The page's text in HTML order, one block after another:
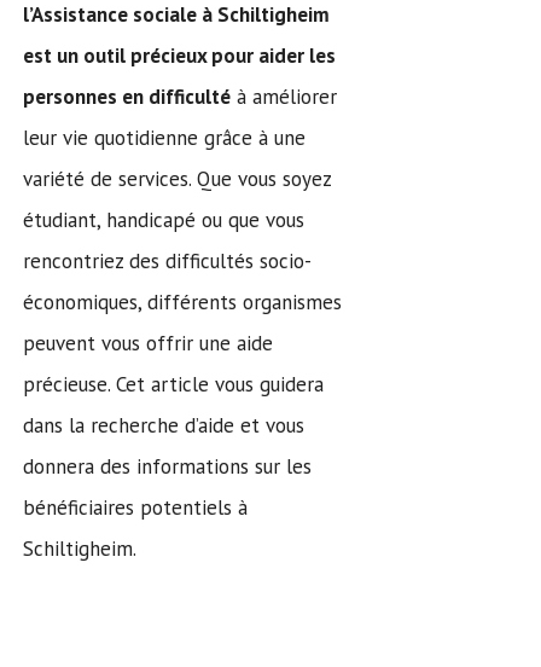
l’Assistance sociale à Schiltigheim
est un outil précieux pour aider les
personnes en difficulté à améliorer
leur vie quotidienne grâce à une
variété de services. Que vous soyez
étudiant, handicapé ou que vous
rencontriez des difficultés socio-
économiques, différents organismes
peuvent vous offrir une aide
précieuse. Cet article vous guidera
dans la recherche d’aide et vous
donnera des informations sur les
bénéficiaires potentiels à
Schiltigheim.